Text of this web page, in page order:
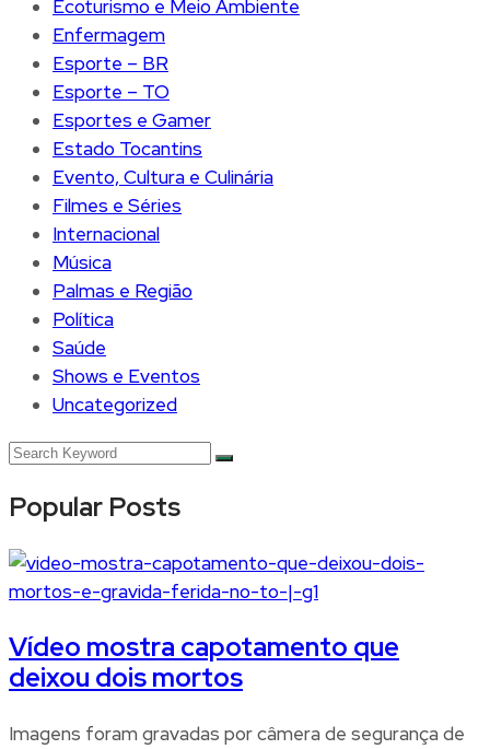
Ecoturismo e Meio Ambiente
Enfermagem
Esporte – BR
Esporte – TO
Esportes e Gamer
Estado Tocantins
Evento, Cultura e Culinária
Filmes e Séries
Internacional
Música
Palmas e Região
Política
Saúde
Shows e Eventos
Uncategorized
Popular Posts
Vídeo mostra capotamento que
deixou dois mortos
Imagens foram gravadas por câmera de segurança de